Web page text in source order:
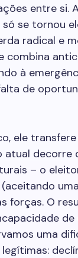
entre si.
se tornou
radical e
combina
à
de
ele
atual
– o
forças. O
uma